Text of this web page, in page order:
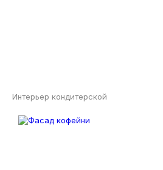
Интерьер кондитерской